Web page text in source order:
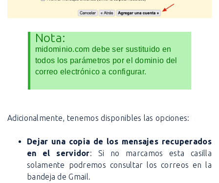
Nota:
midominio.com debe ser sustituido en
todos los parámetros por el dominio del
correo electrónico a configurar.
Adicionalmente, tenemos disponibles las opciones:
Dejar una copia de los mensajes recuperados
en el servidor: Si no marcamos esta casilla
solamente podremos consultar los correos en la
bandeja de Gmail.